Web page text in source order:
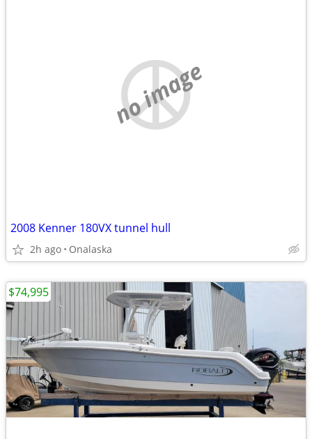
no image
2008 Kenner 180VX tunnel hull
2h ago Onalaska
$74,995